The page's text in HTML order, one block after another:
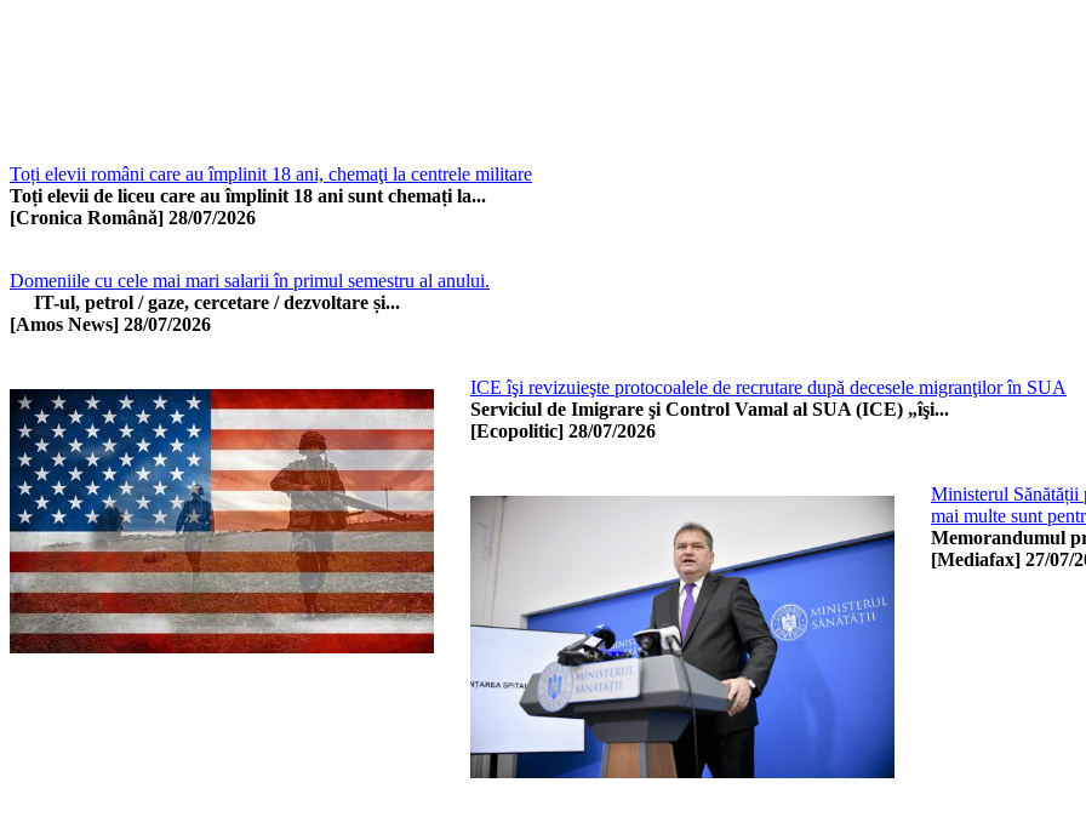
Toți elevii români care au împlinit 18 ani, chemaţi la centrele militare
Toți elevii de liceu care au împlinit 18 ani sunt chemați la...
[Cronica Română] 28/07/2026
Domeniile cu cele mai mari salarii în primul semestru al anului.
IT-ul, petrol / gaze, cercetare / dezvoltare și...
[Amos News] 28/07/2026
ICE îşi revizuieşte protocoalele de recrutare după decesele migranţilor în SUA
Serviciul de Imigrare şi Control Vamal al SUA (ICE) „îşi...
[Ecopolitic] 28/07/2026
Ministerul Sănătății
mai multe sunt
Memorandumul
[Mediafax] 27/07/